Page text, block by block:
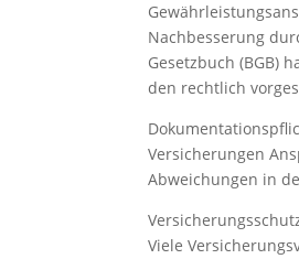
Nachbesserung
Gesetzbuch (BGB)
den rechtlich
Versicherungen
Abweichungen in
Viele